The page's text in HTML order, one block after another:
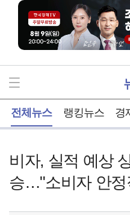
전체뉴스 랭킹뉴스 경
비자, 실적 예상
승…"소비자 안정